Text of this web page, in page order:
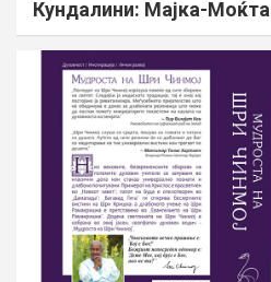
Кундалини: Мајка-Моќта